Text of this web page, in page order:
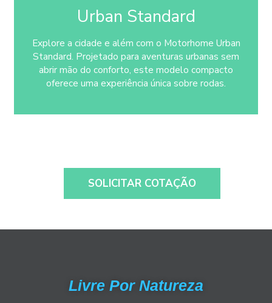
Urban Standard
Explore a cidade e além com o Motorhome Urban
Standard. Projetado para aventuras urbanas sem
abrir mão do conforto, este modelo compacto
oferece uma experiência única sobre rodas.
SOLICITAR COTAÇÃO
Livre Por Natureza